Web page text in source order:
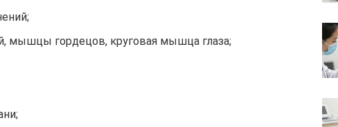
мышцы гордецов, круговая мышца глаза;